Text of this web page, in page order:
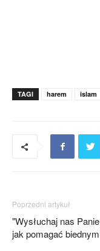
TAGI harem islam
Poprzedni artykuł
"Wysłuchaj nas
jak pomagać